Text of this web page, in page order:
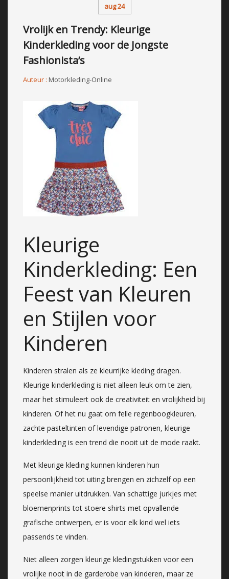
aug 24
Vrolijk en Trendy: Kleurige
Kinderkleding voor de Jongste
Fashionista’s
Auteur : Motorkleding-Online
Kleurige
Kinderkleding: Een
Feest van Kleuren
en Stijlen voor
Kinderen
Kinderen stralen als ze kleurrijke kleding dragen.
Kleurige kinderkleding is niet alleen leuk om te zien,
maar het stimuleert ook de creativiteit en vrolijkheid bij
kinderen. Of het nu gaat om felle regenboogkleuren,
zachte pasteltinten of levendige patronen, kleurige
kinderkleding is een trend die nooit uit de mode raakt.
Met kleurige kleding kunnen kinderen hun
persoonlijkheid tot uiting brengen en zichzelf op een
speelse manier uitdrukken. Van schattige jurkjes met
bloemenprints tot stoere shirts met opvallende
grafische ontwerpen, er is voor elk kind wel iets
passends te vinden.
Niet alleen zorgen kleurige kledingstukken voor een
vrolijke noot in de garderobe van kinderen, maar ze